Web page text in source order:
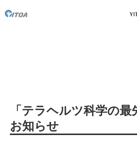
「テラヘルツ科学の
お知らせ